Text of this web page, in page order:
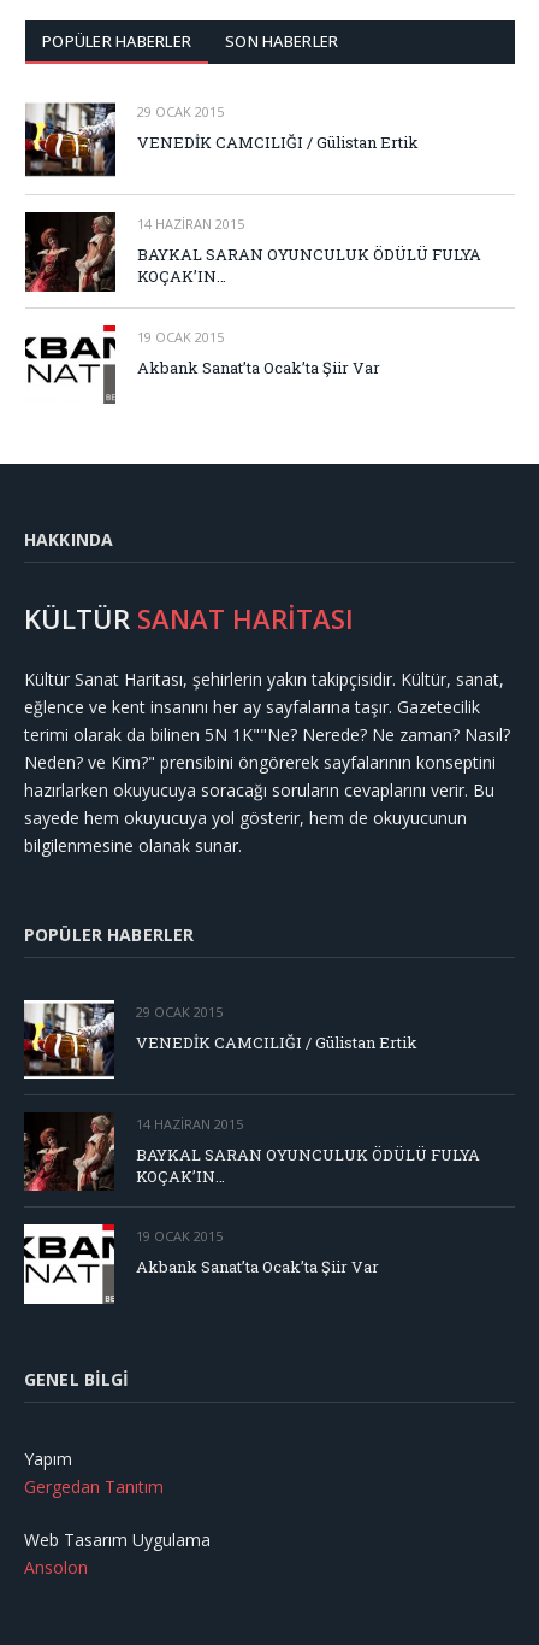
POPÜLER HABERLER SON HABERLER
29 OCAK 2015
VENEDİK CAMCILIĞI / Gülistan Ertik
14 HAZIRAN 2015
BAYKAL SARAN OYUNCULUK ÖDÜLÜ FULYA
KOÇAK’IN…
19 OCAK 2015
Akbank Sanat’ta Ocak’ta Şiir Var
HAKKINDA
KÜLTÜR SANAT HARİTASI
Kültür Sanat Haritası, şehirlerin yakın takipçisidir. Kültür, sanat,
eğlence ve kent insanını her ay sayfalarına taşır. Gazetecilik
terimi olarak da bilinen 5N 1K""Ne? Nerede? Ne zaman? Nasıl?
Neden? ve Kim?" prensibini öngörerek sayfalarının konseptini
hazırlarken okuyucuya soracağı soruların cevaplarını verir. Bu
sayede hem okuyucuya yol gösterir, hem de okuyucunun
bilgilenmesine olanak sunar.
POPÜLER HABERLER
29 OCAK 2015
VENEDİK CAMCILIĞI / Gülistan Ertik
14 HAZIRAN 2015
BAYKAL SARAN OYUNCULUK ÖDÜLÜ FULYA
KOÇAK’IN…
19 OCAK 2015
Akbank Sanat’ta Ocak’ta Şiir Var
GENEL BILGI
Yapım
Gergedan Tanıtım
Web Tasarım Uygulama
Ansolon